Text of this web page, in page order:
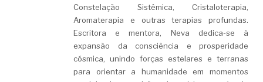
Constelação Sistêmica, Cristaloterapia,
Aromaterapia e outras terapias profundas.
Escritora e mentora, Neva dedica-se à
expansão da consciência e prosperidade
cósmica, unindo forças estelares e terranas
para orientar a humanidade em momentos